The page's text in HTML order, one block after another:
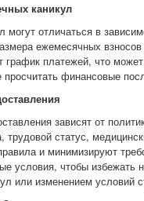
каникул
могут отличаться в
ежемесячных взносов
график платежей, что
просчитать финансовые
зависят от
трудовой статус,
и минимизируют
условия, чтобы избежать
или изменением условий